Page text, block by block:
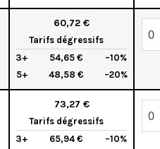
60,72 €
Tarifs dégressifs
3+
54,65 €
–10%
5+
48,58 € –20%
73,27 €
Tarifs dégressifs
3+
65,94 €
–10%